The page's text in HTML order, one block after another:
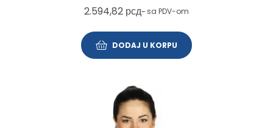
2.594,82 рсд~ sa PDV-om
DODAJ U KORPU